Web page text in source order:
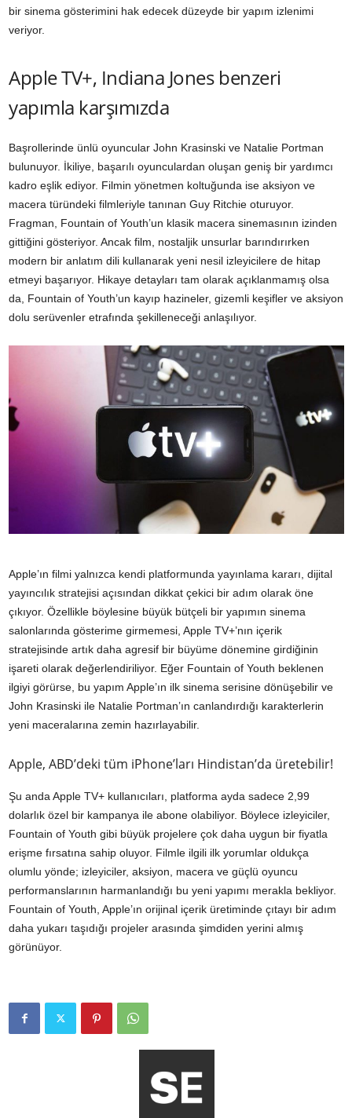
bir sinema gösterimini hak edecek düzeyde bir yapım izlenimi
veriyor.
Apple TV+, Indiana Jones benzeri
yapımla karşımızda
Başrollerinde ünlü oyuncular John Krasinski ve Natalie Portman
bulunuyor. İkiliye, başarılı oyunculardan oluşan geniş bir yardımcı
kadro eşlik ediyor. Filmin yönetmen koltuğunda ise aksiyon ve
macera türündeki filmleriyle tanınan Guy Ritchie oturuyor.
Fragman, Fountain of Youth’un klasik macera sinemasının izinden
gittiğini gösteriyor. Ancak film, nostaljik unsurlar barındırırken
modern bir anlatım dili kullanarak yeni nesil izleyicilere de hitap
etmeyi başarıyor. Hikaye detayları tam olarak açıklanmamış olsa
da, Fountain of Youth’un kayıp hazineler, gizemli keşifler ve aksiyon
dolu serüvenler etrafında şekilleneceği anlaşılıyor.
Apple’ın filmi yalnızca kendi platformunda yayınlama kararı, dijital
yayıncılık stratejisi açısından dikkat çekici bir adım olarak öne
çıkıyor. Özellikle böylesine büyük bütçeli bir yapımın sinema
salonlarında gösterime girmemesi, Apple TV+’nın içerik
stratejisinde artık daha agresif bir büyüme dönemine girdiğinin
işareti olarak değerlendiriliyor. Eğer Fountain of Youth beklenen
ilgiyi görürse, bu yapım Apple’ın ilk sinema serisine dönüşebilir ve
John Krasinski ile Natalie Portman’ın canlandırdığı karakterlerin
yeni maceralarına zemin hazırlayabilir.
Apple, ABD’deki tüm iPhone’ları Hindistan’da üretebilir!
Şu anda Apple TV+ kullanıcıları, platforma ayda sadece 2,99
dolarlık özel bir kampanya ile abone olabiliyor. Böylece izleyiciler,
Fountain of Youth gibi büyük projelere çok daha uygun bir fiyatla
erişme fırsatına sahip oluyor. Filmle ilgili ilk yorumlar oldukça
olumlu yönde; izleyiciler, aksiyon, macera ve güçlü oyuncu
performanslarının harmanlandığı bu yeni yapımı merakla bekliyor.
Fountain of Youth, Apple’ın orijinal içerik üretiminde çıtayı bir adım
daha yukarı taşıdığı projeler arasında şimdiden yerini almış
görünüyor.